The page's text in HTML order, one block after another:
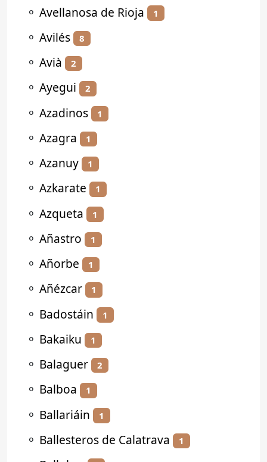
⚬ Avellanosa de Rioja 1
⚬ Avilés 8
⚬ Avià 2
⚬ Ayegui 2
⚬ Azadinos 1
⚬ Azagra 1
⚬ Azanuy 1
⚬ Azkarate 1
⚬ Azqueta 1
⚬ Añastro 1
⚬ Añorbe 1
⚬ Añézcar 1
⚬ Badostáin 1
⚬ Bakaiku 1
⚬ Balaguer 2
⚬ Balboa 1
⚬ Ballariáin 1
⚬ Ballesteros de Calatrava 1